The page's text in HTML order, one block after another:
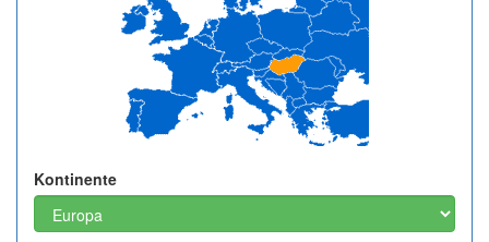
Kontinente